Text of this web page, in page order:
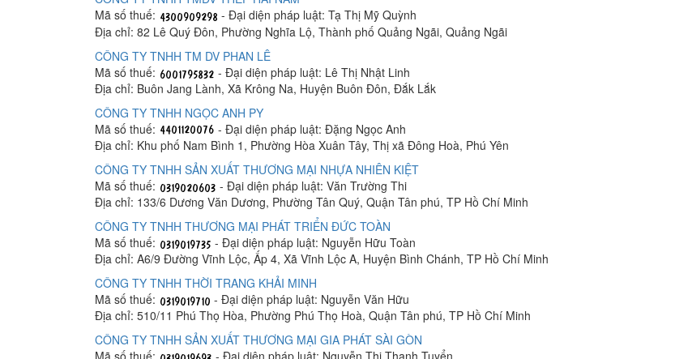
Mã số thuế:
- Đại diện pháp luật: Tạ Thị Mỹ Quỳnh
Địa chỉ: 82 Lê Quý Đôn, Phường Nghĩa Lộ, Thành phố Quảng Ngãi, Quảng Ngãi
CÔNG TY TNHH TM DV PHAN LÊ
Mã số thuế:
- Đại diện pháp luật: Lê Thị Nhật Linh
Địa chỉ: Buôn Jang Lành, Xã Krông Na, Huyện Buôn Đôn, Đắk Lắk
CÔNG TY TNHH NGỌC ANH PY
Mã số thuế:
- Đại diện pháp luật: Đặng Ngọc Anh
Địa chỉ: Khu phố Nam Bình 1, Phường Hòa Xuân Tây, Thị xã Đông Hoà, Phú Yên
CÔNG TY TNHH SẢN XUẤT THƯƠNG MẠI NHỰA NHIÊN KIỆT
Mã số thuế:
- Đại diện pháp luật: Văn Trường Thi
Địa chỉ: 133/6 Dương Văn Dương, Phường Tân Quý, Quận Tân phú, TP Hồ Chí Minh
CÔNG TY TNHH THƯƠNG MẠI PHÁT TRIỂN ĐỨC TOÀN
Mã số thuế:
- Đại diện pháp luật: Nguyễn Hữu Toàn
Địa chỉ: A6/9 Đường Vĩnh Lộc, Ấp 4, Xã Vĩnh Lộc A, Huyện Bình Chánh, TP Hồ Chí Minh
CÔNG TY TNHH THỜI TRANG KHẢI MINH
Mã số thuế:
- Đại diện pháp luật: Nguyễn Văn Hữu
Địa chỉ: 510/11 Phú Thọ Hòa, Phường Phú Thọ Hoà, Quận Tân phú, TP Hồ Chí Minh
CÔNG TY TNHH SẢN XUẤT THƯƠNG MẠI GIA PHÁT SÀI GÒN
Mã số thuế:
- Đại diện pháp luật: Nguyễn Thị Thanh Tuyển